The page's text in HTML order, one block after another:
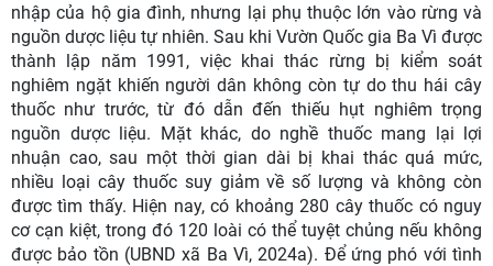
nhập của hộ gia đình, nhưng lại phụ thuộc lớn vào rừng và
nguồn dược liệu tự nhiên. Sau khi Vườn Quốc gia Ba Vì được
thành lập năm 1991, việc khai thác rừng bị kiểm soát
nghiêm ngặt khiến người dân không còn tự do thu hái cây
thuốc như trước, từ đó dẫn đến thiếu hụt nghiêm trọng
nguồn dược liệu. Mặt khác, do nghề thuốc mang lại lợi
nhuận cao, sau một thời gian dài bị khai thác quá mức,
nhiều loại cây thuốc suy giảm về số lượng và không còn
được tìm thấy. Hiện nay, có khoảng 280 cây thuốc có nguy
cơ cạn kiệt, trong đó 120 loài có thể tuyệt chủng nếu không
được bảo tồn (UBND xã Ba Vì, 2024a). Để ứng phó với tình